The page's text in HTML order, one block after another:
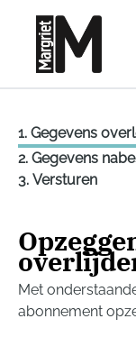
Gegevens
Gegevens
Versturen
Met
abonnement